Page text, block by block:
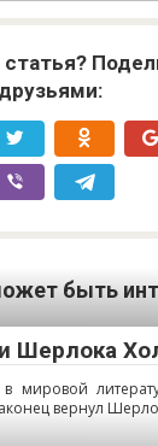
друзьями:
быть
Шерлока
в мировой
вернул